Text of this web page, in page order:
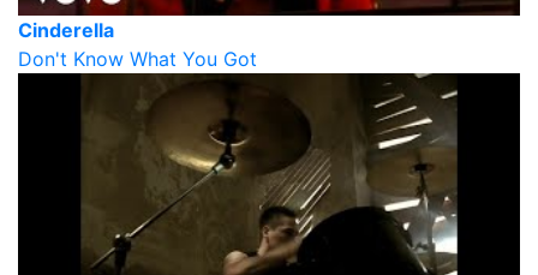
Cinderella
Don't Know What You Got